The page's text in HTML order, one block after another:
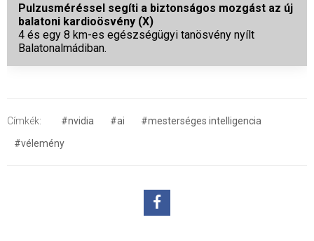
Pulzusméréssel segíti a biztonságos mozgást az új
balatoni kardioösvény (X)
4 és egy 8 km-es egészségügyi tanösvény nyílt
Balatonalmádiban.
Címkék: #nvidia #ai
#mesterséges intelligencia
#vélemény